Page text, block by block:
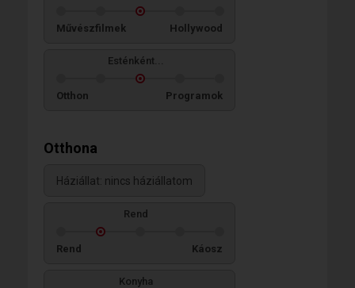
Művészfilmek Hollywood
Esténként...
Otthon Programok
Otthona
Háziállat: nincs háziállatom
Rend
Rend Káosz
Konyha